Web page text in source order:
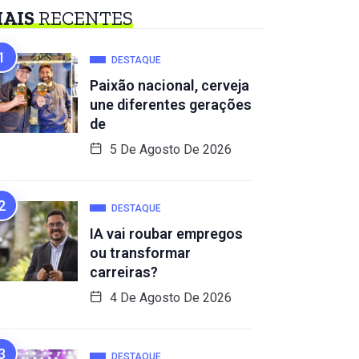
RECENTES
DESTAQUE
Paixão nacional, cerveja
une diferentes gerações
de
5 De Agosto De 2026
DESTAQUE
IA vai roubar empregos
ou transformar
carreiras?
4 De Agosto De 2026
DESTAQUE